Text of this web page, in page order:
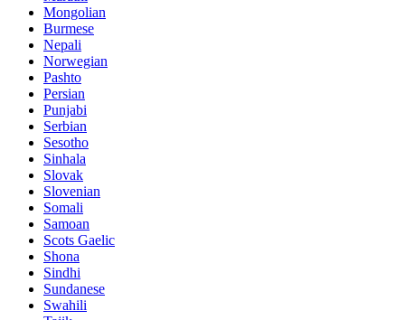
Mongolian
Burmese
Nepali
Norwegian
Pashto
Persian
Punjabi
Serbian
Sesotho
Sinhala
Slovak
Slovenian
Somali
Samoan
Scots Gaelic
Shona
Sindhi
Sundanese
Swahili